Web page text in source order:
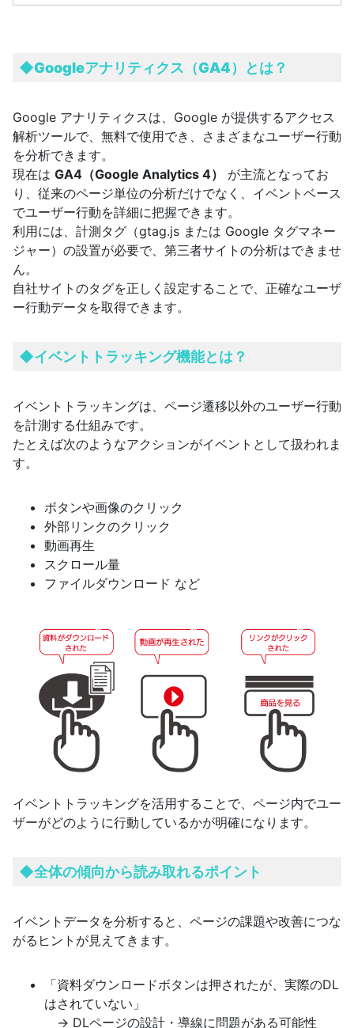
◆Googleアナリティクス （GA4） とは？
Google アナリティクスは、Google が提供するアクセス
解析ツールで、無料で使用でき、さまざまなユーザー行動
を分析できます。
現在は GA4（Google Analytics 4）
が主流となってお
り、従来のページ単位の分析だけでなく、イベントベース
でユーザー行動を詳細に把握できます。
利用には、計測タグ（gtag.js または Google タグマネー
ジャー）の設置が必要で、第三者サイトの分析はできませ
ん。
自社サイトのタグを正しく設定することで、正確なユーザ
ー行動データを取得できます。
◆イベントトラッキング機能とは？
イベントトラッキングは、ページ遷移以外のユーザー行動
を計測する仕組みです。
たとえば次のようなアクションがイベントとして扱われま
す。
ボタンや画像のクリック
外部リンクのクリック
動画再生
スクロール量
ファイルダウンロード など
イベントトラッキングを活用することで、ページ内でユー
ザーがどのように行動しているかが明確になります。
◆全体の傾向から読み取れるポイント
イベントデータを分析すると、ページの課題や改善につな
がるヒントが見えてきます。
「資料ダウンロードボタンは押されたが、実際のDL
はされていない」
→ DLページの設計・導線に問題がある可能性